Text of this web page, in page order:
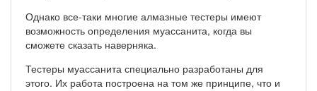
Однако все-таки многие алмазные тестеры имеют
возможность определения муассанита, когда вы
сможете сказать наверняка.
Тестеры муассанита специально разработаны для
этого. Их работа построена на том же принципе, что и